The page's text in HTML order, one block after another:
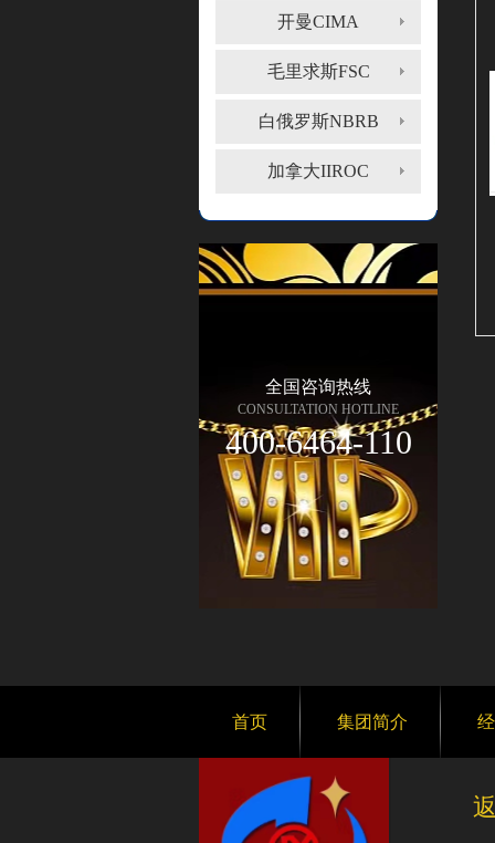
开曼CIMA
毛里求斯FSC
白俄罗斯NBRB
加拿大IIROC
全国咨询热线
CONSULTATION HOTLINE
400-6464-110
首页 集团简介